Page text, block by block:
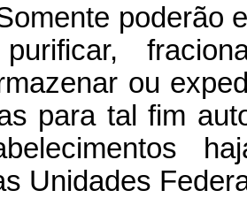
poderão
ou
para tal fim
Unidades